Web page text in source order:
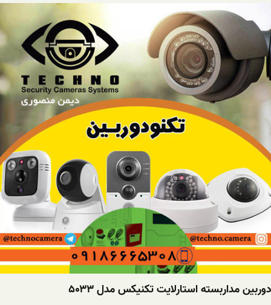
دوربین مداربسته استارلایت تکنیکس مدل ۵۰۳۳